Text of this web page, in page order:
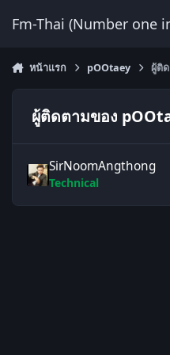
Fm-Thai (Number one
หน้าแรก pOOtaey ผู้ติ
ผู้ติดตามของ
SirNoomAngthong
Technical